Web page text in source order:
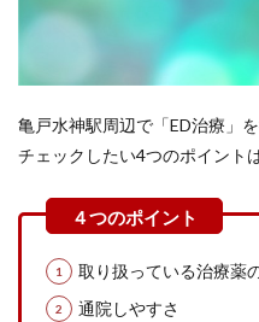
亀戸水神駅周辺で「ED治療」
チェックしたい4つのポイントは
取り扱っている治療薬
通院しやすさ